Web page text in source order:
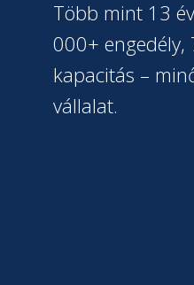
Több mint 13
000+
kapacitás –
vállalat.